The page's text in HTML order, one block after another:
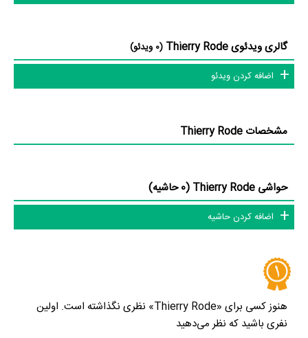
گالری ویدئوی Thierry Rode
(0 ویدئو)
اضافه کردن ویدئو
مشخصات Thierry Rode
حواشی Thierry Rode (0 حاشیه)
اضافه کردن حاشیه
هنوز کسی برای «Thierry Rode» نظری نگذاشته است. اولین
نفری باشید که نظر می‌دهید